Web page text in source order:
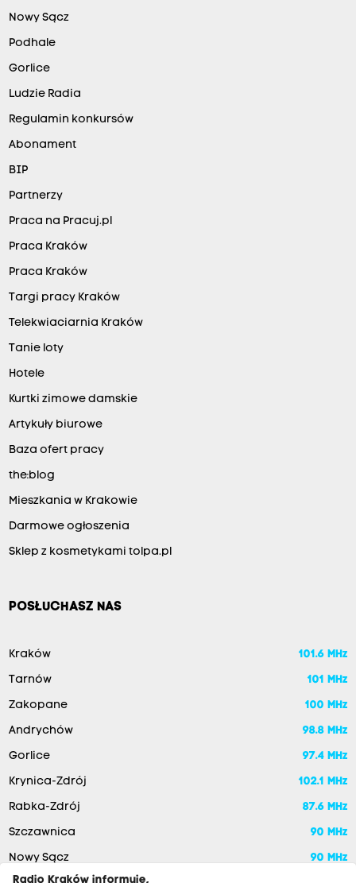
Nowy Sącz
Podhale
Gorlice
Ludzie Radia
Regulamin konkursów
Abonament
BIP
Partnerzy
Praca na Pracuj.pl
Praca Kraków
Praca Kraków
Targi pracy Kraków
Telekwiaciarnia Kraków
Tanie loty
Hotele
Kurtki zimowe damskie
Artykuły biurowe
Baza ofert pracy
the:blog
Mieszkania w Krakowie
Darmowe ogłoszenia
Sklep z kosmetykami tolpa.pl
POSŁUCHASZ NAS
Kraków 101.6 MHz
Tarnów 101 MHz
Zakopane 100 MHz
Andrychów 98.8 MHz
Gorlice 97.4 MHz
Krynica-Zdrój 102.1 MHz
Rabka-Zdrój 87.6 MHz
Szczawnica 90 MHz
Nowy Sącz
90 MHz
Radio Kraków informuje,